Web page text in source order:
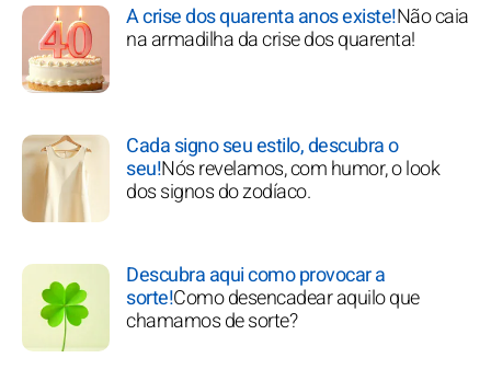
A crise dos quarenta anos existe!Não caia
na armadilha da crise dos quarenta!
Cada signo seu estilo, descubra o
seu!Nós revelamos, com humor, o look
dos signos do zodíaco.
Descubra aqui como provocar a
sorte!Como desencadear aquilo que
chamamos de sorte?